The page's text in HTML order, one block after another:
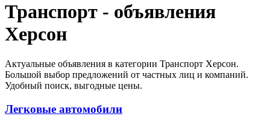
Транспорт - объявления
Херсон
Актуальные объявления в категории Транспорт Херсон.
Большой выбор предложений от частных лиц и компаний.
Удобный поиск, выгодные цены.
Легковые автомобили